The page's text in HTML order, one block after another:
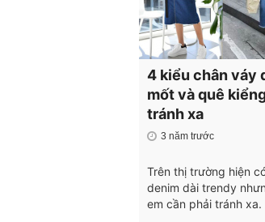
4 kiểu chân váy
mốt và quê
tránh xa
3 năm trước
Trên thị trường hiện
denim dài trendy
em cần phải tránh xa.